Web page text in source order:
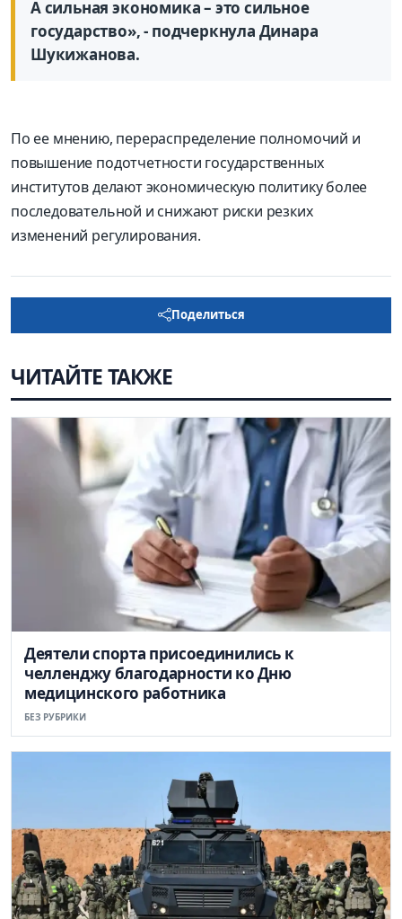
А сильная экономика – это сильное
государство», - подчеркнула Динара
Шукижанова.
По ее мнению, перераспределение полномочий и
повышение подотчетности государственных
институтов делают экономическую политику более
последовательной и снижают риски резких
изменений регулирования.
Поделиться
ЧИТАЙТЕ ТАКЖЕ
Деятели спорта присоединились к
челленджу благодарности ко Дню
медицинского работника
БЕЗ РУБРИКИ